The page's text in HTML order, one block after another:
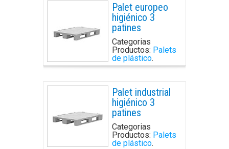
Palet europeo
higiénico 3
patines
Categorias
Productos: Palets
de plástico.
Palet industrial
higiénico 3
patines
Categorias
Productos: Palets
de plástico.